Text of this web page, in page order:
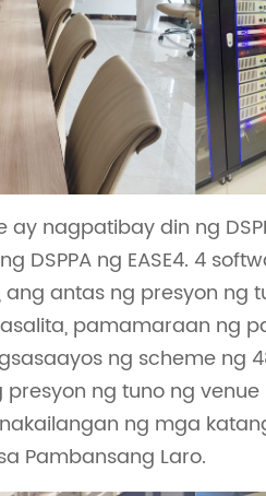
nagpatibay din ng
DSPPA ng EASE4. 4
antas ng presyon ng
pamamaraan ng
ng scheme ng
ng tuno ng
ng mga
Pambansang Laro.